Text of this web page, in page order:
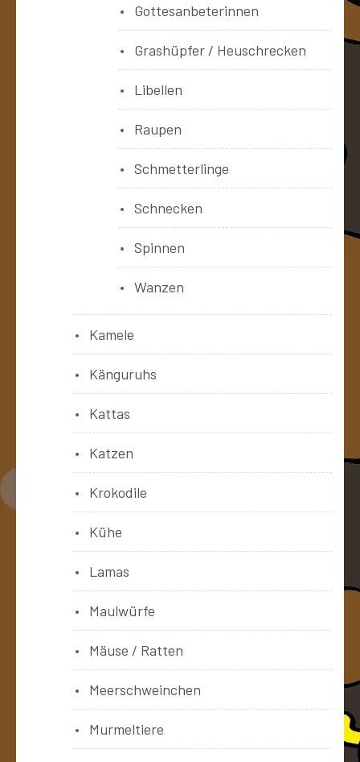
Gottesanbeterinnen
Grashüpfer / Heuschrecken
Libellen
Raupen
Schmetterlinge
Schnecken
Spinnen
Wanzen
Kamele
Känguruhs
Kattas
Katzen
Krokodile
Kühe
Lamas
Maulwürfe
Mäuse / Ratten
Meerschweinchen
Murmeltiere